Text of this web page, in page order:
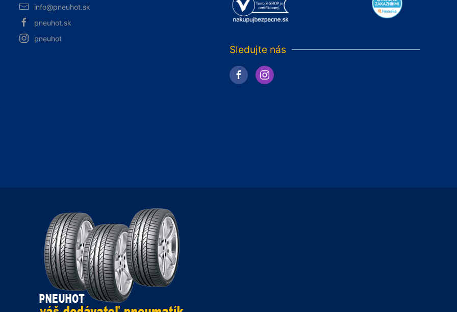
info@pneuhot.sk
pneuhot.sk
pneuhot
Sledujte nás